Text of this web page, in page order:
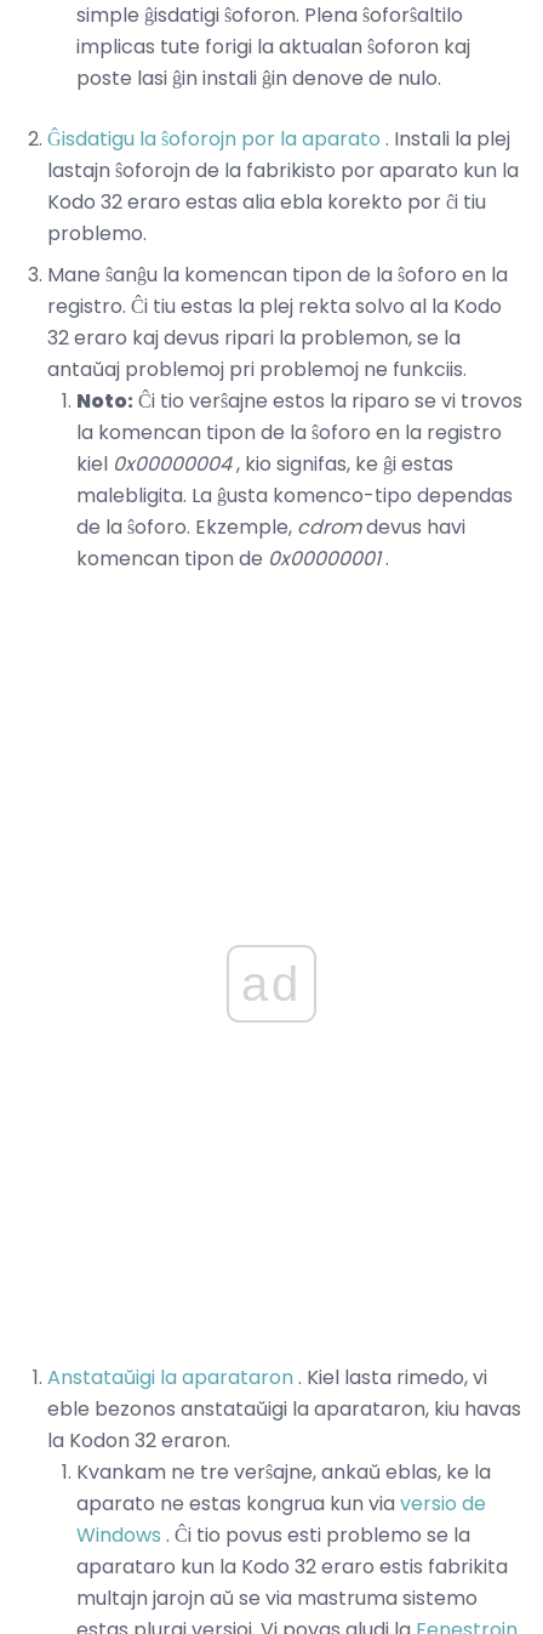
simple ĝisdatigi ŝoforon. Plena ŝoforŝaltilo
implicas tute forigi la aktualan ŝoforon kaj
poste lasi ĝin instali ĝin denove de nulo.
Ĝisdatigu la ŝoforojn por la aparato . Instali la plej
lastajn ŝoforojn de la fabrikisto por aparato kun la
Kodo 32 eraro estas alia ebla korekto por ĉi tiu
problemo.
Mane ŝanĝu la komencan tipon de la ŝoforo en la
registro. Ĉi tiu estas la plej rekta solvo al la Kodo
32 eraro kaj devus ripari la problemon, se la
antaŭaj problemoj pri problemoj ne funkciis.
Noto: Ĉi tio verŝajne estos la riparo se vi trovos
la komencan tipon de la ŝoforo en la registro
kiel 0x00000004, kio signifas, ke ĝi estas
malebligita. La ĝusta komenco-tipo dependas
de la ŝoforo. Ekzemple, cdromdevus havi
komencan tipon de 0x00000001.
ad
Anstataŭigi la aparataron. Kiel lasta rimedo, vi
eble bezonos anstataŭigi la aparataron, kiu havas
la Kodon 32 eraron.
Kvankam ne tre verŝajne, ankaŭ eblas, ke la
aparato ne estas kongrua kun via versio de
Windows . Ĉi tio povus esti problemo se la
aparataro kun la Kodo 32 eraro estis fabrikita
multajn jarojn aŭ se via mastruma sistemo